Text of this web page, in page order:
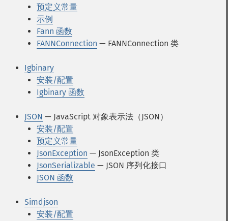
预定义常量
示例
Fann 函数
FANNConnection — FANNConnection 类
Igbinary
安装/配置
Igbinary 函数
JSON — JavaScript 对象表示法（JSON）
安装/配置
预定义常量
JsonException — JsonException 类
JsonSerializable — JSON 序列化接口
JSON 函数
Simdjson
安装/配置